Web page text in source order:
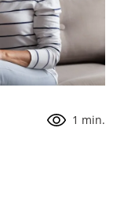
1 min.